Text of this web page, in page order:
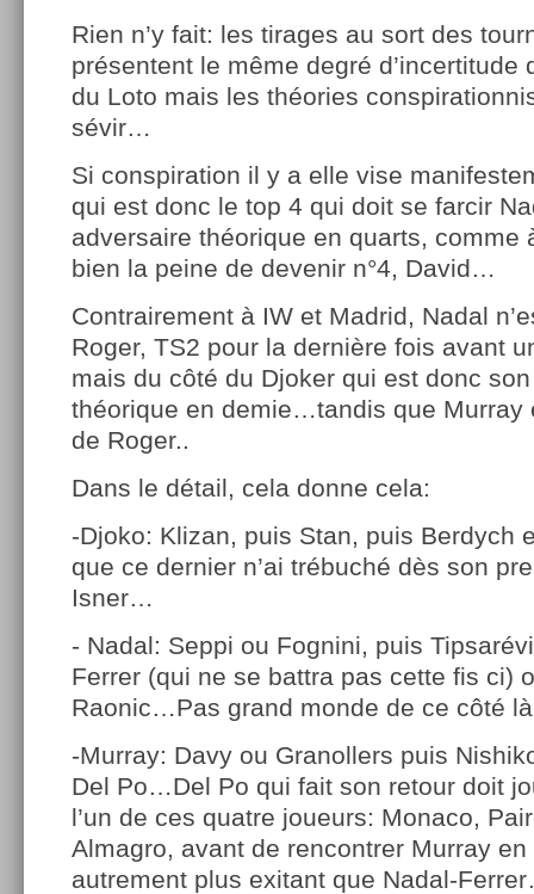
Rien n’y fait: les tirages au sort des
présentent le même degré d’incertitude
du Loto mais les théories
sévir…
Si conspiration il y a elle vise
qui est donc le top 4 qui doit se farcir
adversaire théorique en quarts, comme
bien la peine de devenir n°4, David…
Contrairement à IW et Madrid, Nadal
Roger, TS2 pour la dernière fois avant
mais du côté du Djoker qui est donc
théorique en demie…tandis que Murray
de Roger..
Dans le détail, cela donne cela:
-Djoko: Klizan, puis Stan, puis Berdych
que ce dernier n’ai trébuché dès son
Isner…
- Nadal: Seppi ou Fognini, puis
Ferrer (qui ne se battra pas cette fis ci)
Raonic…Pas grand monde de ce côté
-Murray: Davy ou Granollers puis
Del Po…Del Po qui fait son retour doit
l’un de ces quatre joueurs: Monaco,
Almagro, avant de rencontrer Murray
autrement plus exitant que Nadal-